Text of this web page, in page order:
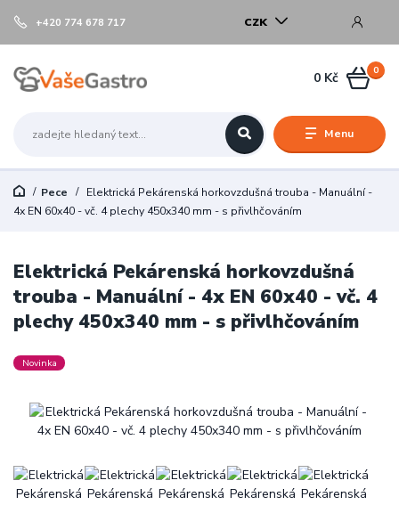
Menu
CZK
+420 774 678 717
0
0 Kč
Pece
Elektrická Pekárenská horkovzdušná trouba - Manuální -
4x EN 60x40 - vč. 4 plechy 450x340 mm - s přivlhčováním
Elektrická Pekárenská horkovzdušná
trouba - Manuální - 4x EN 60x40 - vč. 4
plechy 450x340 mm - s přivlhčováním
Novinka